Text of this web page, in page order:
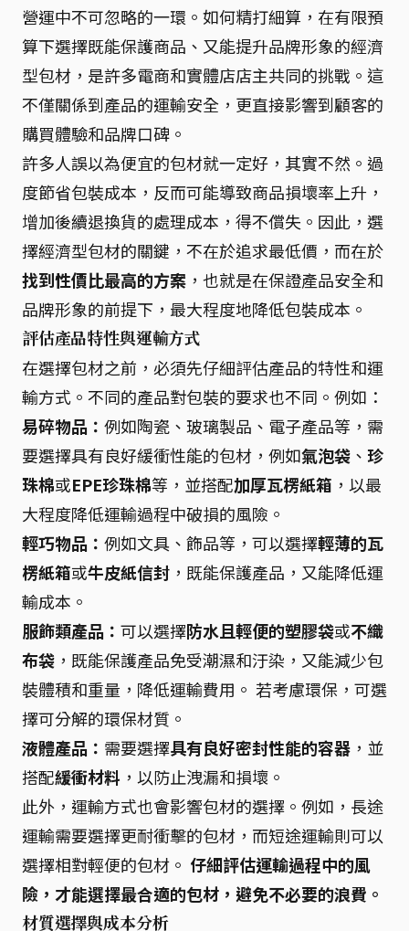
營運中不可忽略的一環。如何精打細算，在有限預
算下選擇既能保護商品、又能提升品牌形象的經濟
型包材，是許多電商和實體店店主共同的挑戰。這
不僅關係到產品的運輸安全，更直接影響到顧客的
購買體驗和品牌口碑。
許多人誤以為便宜的包材就一定好，其實不然。過
度節省包裝成本，反而可能導致商品損壞率上升，
增加後續退換貨的處理成本，得不償失。因此，選
擇經濟型包材的關鍵，不在於追求最低價，而在於
找到性價比最高的方案 ，也就是在保證產品安全和
品牌形象的前提下，最大程度地降低包裝成本。
評估產品特性與運輸方式
在選擇包材之前，必須先仔細評估產品的特性和運
輸方式。不同的產品對包裝的要求也不同。例如：
易碎物品： 例如陶瓷、玻璃製品、電子產品等，需
要選擇具有良好緩衝性能的包材，例如氣泡袋 、 珍
珠棉或EPE珍珠棉等，並搭配加厚瓦楞紙箱 ，以最
大程度降低運輸過程中破損的風險。
輕巧物品： 例如文具、飾品等，可以選擇輕薄的瓦
楞紙箱或牛皮紙信封 ，既能保護產品，又能降低運
輸成本。
服飾類產品： 可以選擇防水且輕便的塑膠袋或不織
布袋 ，既能保護產品免受潮濕和汙染，又能減少包
裝體積和重量，降低運輸費用。 若考慮環保，可選
擇可分解的環保材質。
液體產品： 需要選擇具有良好密封性能的容器 ，並
搭配緩衝材料 ，以防止洩漏和損壞。
此外，運輸方式也會影響包材的選擇。例如，長途
運輸需要選擇更耐衝擊的包材，而短途運輸則可以
選擇相對輕便的包材。 仔細評估運輸過程中的風
險，才能選擇最合適的包材，避免不必要的浪費。
材質選擇與成本分析